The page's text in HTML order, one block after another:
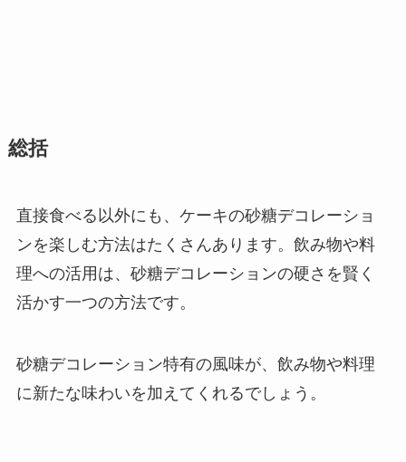
総括
直接食べる以外にも、ケーキの砂糖デコレーショ
ンを楽しむ方法はたくさんあります。飲み物や料
理への活用は、砂糖デコレーションの硬さを賢く
活かす一つの方法です。
砂糖デコレーション特有の風味が、飲み物や料理
に新たな味わいを加えてくれるでしょう。